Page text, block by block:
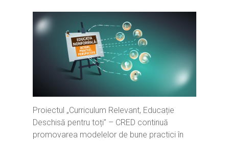
Proiectul „Curriculum Relevant, Educație
Deschisă pentru toți” – CRED continuă
promovarea modelelor de bune practici în